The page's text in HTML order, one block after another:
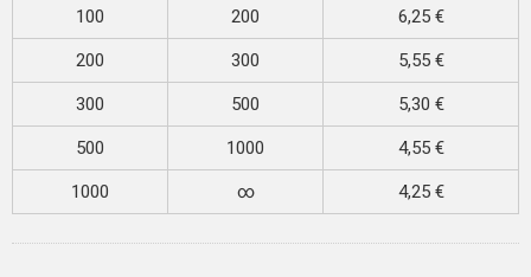
100 200 6,25 €
200 300 5,55 €
300 500 5,30 €
500 1000 4,55 €
1000 ∞ 4,25 €